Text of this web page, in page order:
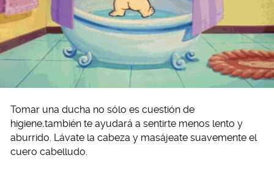
Tomar una ducha no sólo es cuestión de
higiene,también te ayudará a sentirte menos lento y
aburrido. Lávate la cabeza y masájeate suavemente el
cuero cabelludo.